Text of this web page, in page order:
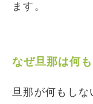
ます。
なぜ旦那は何
旦那が何もしな